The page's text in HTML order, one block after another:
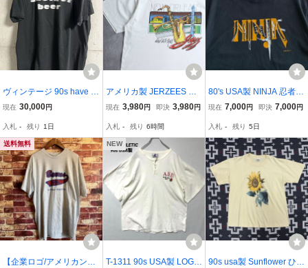
ヴィンテージ 90s have a
nother beer モーション T
ジ アメリカ製 両面プリン
ト XL ブラック JERZEES
現在 30,000円
入札 - 残り 1日
アメリカ製 JERZEES グ
ッドプリント ニューオー
ZZ 80年代 90年代 ビンテ
ージ アメカジ
現在 3,980円 即決 3,980円
入札 - 残り 6時間
80's USA製 NINJA 忍者 T
シャツ XL ブラック 黒 A
ビンテージ アメリカ 古着
現在 7,000円 即決 7,000円
入札 - 残り 5日
送料無料
【企業ロゴ/アメリカンデ
NEW
T-1311 90s USA製 LOGO
90s usa製 Sunflower ひま